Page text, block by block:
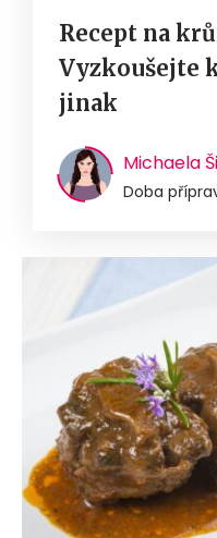
Recept na
Vyzkoušejte
jinak
Michaela
Doba